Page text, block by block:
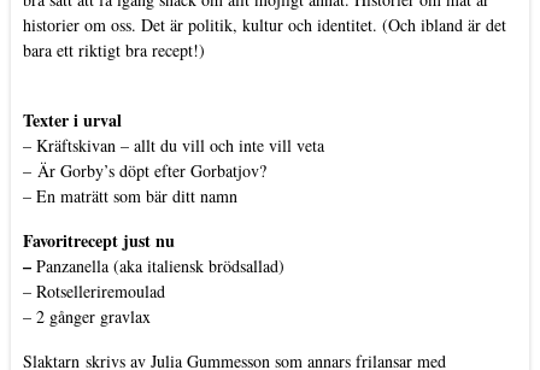
historier om oss. Det är politik, kultur och identitet. (Och ibland är det
bara ett riktigt bra recept!)
Texter i urval
– Kräftskivan – allt du vill och inte vill veta
– Är Gorby’s döpt efter Gorbatjov?
– En maträtt som bär ditt namn
Favoritrecept just nu
– Panzanella (aka italiensk brödsallad)
– Rotselleriremoulad
– 2 gånger gravlax
Slaktarn skrivs av Julia Gummesson som annars frilansar med